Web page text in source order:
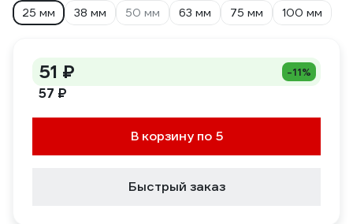
25 мм
38 мм 50 мм 63 мм 75 мм 100 мм
51 ₽ -11%
57 ₽
В корзину по 5
Быстрый заказ